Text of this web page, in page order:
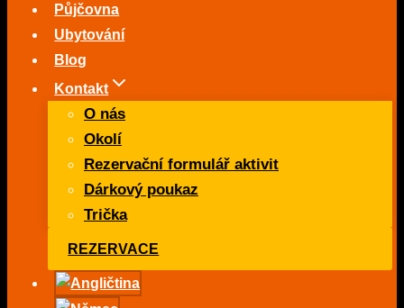
Půjčovna
Ubytování
Blog
Kontakt
O nás
Okolí
Rezervační formulář aktivit
Dárkový poukaz
Trička
REZERVACE